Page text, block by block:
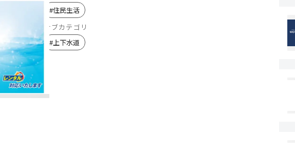
#住民生活
サブカテゴリ
#上下水道